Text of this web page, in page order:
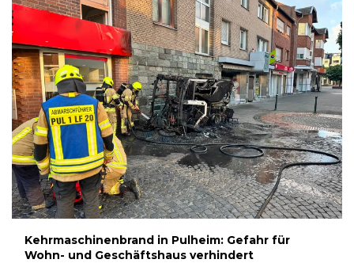
Kehrmaschinenbrand in Pulheim: Gefahr für
Wohn- und Geschäftshaus verhindert